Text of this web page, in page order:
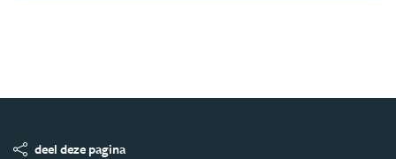
deel deze pagina